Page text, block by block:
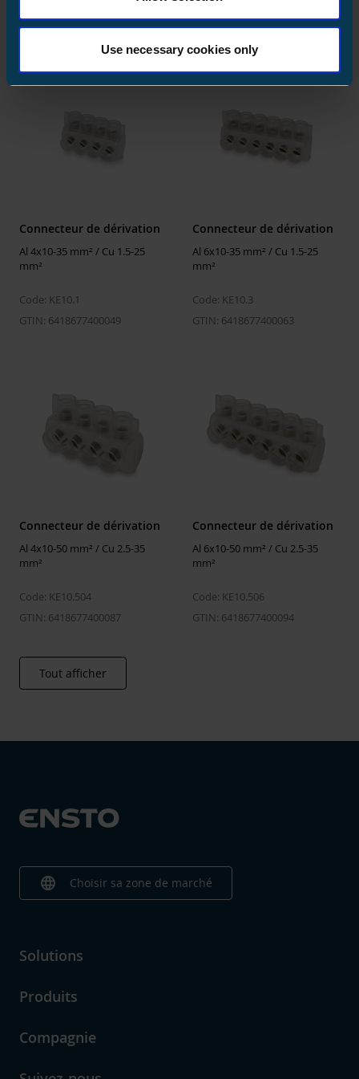
Use necessary cookies only
ETIM Class
EC000306
Remplissage de graisse contre la
corrosion
Yes
Nombre max. de conducteurs
1
Volume
854.4 l
Connecteur de dérivation
Al 4x10-35 mm² / Cu 1.5-25
mm²
Code: KE10.1
GTIN: 6418677400049
Connecteur de dérivation
Al 6x10-35 mm² / Cu 1.5-25
mm²
Code: KE10.3
GTIN: 6418677400063
Connecteur de dérivation
Al 4x10-50 mm² / Cu 2.5-35
mm²
Code: KE10.504
GTIN: 6418677400087
Connecteur de dérivation
Al 6x10-50 mm² / Cu 2.5-35
mm²
Code: KE10.506
GTIN: 6418677400094
Tout afficher
language Choisir sa zone de marché
Solutions
Produits
Compagnie